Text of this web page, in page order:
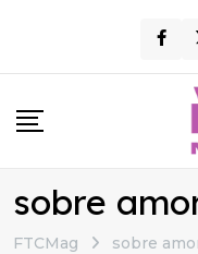
content
sobre
FTCMag sobre